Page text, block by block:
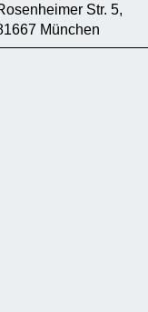
Str. 5,
München